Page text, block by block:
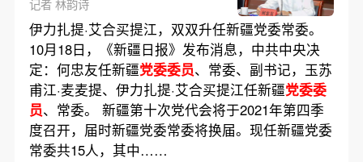
记者 林韵诗
伊力扎提·艾合买提江，双双升任新疆党委常委。
10月18日，《新疆日报》发布消息，中共中央决
定：何忠友任新疆党委委员、常委、副书记，玉苏
甫江·麦麦提、伊力扎提·艾合买提江任新疆党委委
员、常委。 新疆第十次党代会将于2021年第四季
度召开，届时新疆党委常委将换届。现任新疆党委
常委共15人，其中……